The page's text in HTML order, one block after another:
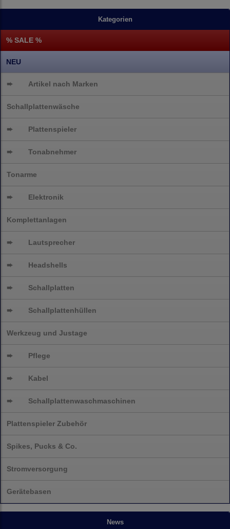
Kategorien
% SALE %
NEU
➨ Artikel nach Marken
Schallplattenwäsche
➨ Plattenspieler
➨ Tonabnehmer
Tonarme
➨ Elektronik
Komplettanlagen
➨ Lautsprecher
➨ Headshells
➨ Schallplatten
➨ Schallplattenhüllen
Werkzeug und Justage
➨ Pflege
➨ Kabel
➨ Schallplattenwaschmaschinen
Plattenspieler Zubehör
Spikes, Pucks & Co.
Stromversorgung
Gerätebasen
News